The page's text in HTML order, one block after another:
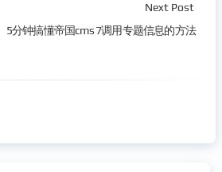
Next Post
5分钟搞懂帝国cms 7调用专题信息的方法